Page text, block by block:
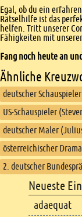
Egal, ob du ein
Rätselhilfe ist das
helfen. Tritt unserer
Fähigkeiten mit
Fang noch heute an
Ähnliche
deutscher
US-Schauspieler
deutscher Maler
österreichischer
2. deutscher
Footer content
Neueste
adaequat